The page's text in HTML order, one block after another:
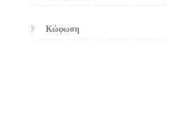
Κώφωση